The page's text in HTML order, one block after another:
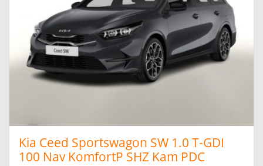
Kia Ceed Sportswagon SW 1.0 T-GDI
100 Nav KomfortP SHZ Kam PDC